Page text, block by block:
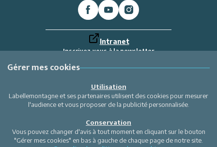
Intranet
Inscrivez-vous à la newsletter
Labellemontagne
Gérer mes cookies
Utilisation
Labellemontagne et ses partenaires utilisent des cookies pour mesurer
l'audience et vous proposer de la publicité personnalisée.
Conservation
Vous pouvez changer d'avis à tout moment en cliquant sur le bouton
"Gérer mes cookies" en bas à gauche de chaque page de notre site.